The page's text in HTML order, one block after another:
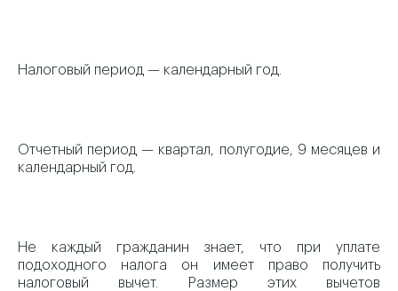
Налоговый период — календарный год.
Отчетный период — квартал, полугодие, 9 месяцев и
календарный год.
Не каждый гражданин знает, что при уплате
подоходного налога он имеет право получить
налоговый вычет. Размер этих вычетов